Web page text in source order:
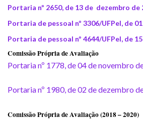
Portaria nº 2650, de 13 de dezembro de
Portaria de pessoal nº 3306/UFPel, de
Portaria de pessoal nº 4644/UFPel, de
Comissão Própria de Avaliação
Portaria nº 1778, de 04 de novembro
Portaria nº 1980, de 02 de dezembro
Comissão Própria de Avaliação (2018 – 2020)